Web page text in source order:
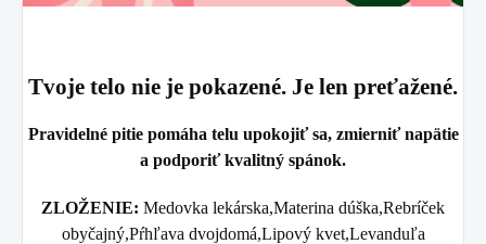
Tvoje telo nie je pokazené. Je len preťažené.
Pravidelné pitie pomáha telu upokojiť sa, zmierniť napätie
a podporiť kvalitný spánok.
ZLOŽENIE: Medovka lekárska,Materina dúška,Rebríček
obyčajný,Pŕhľava dvojdomá,Lipový kvet,Levanduľa